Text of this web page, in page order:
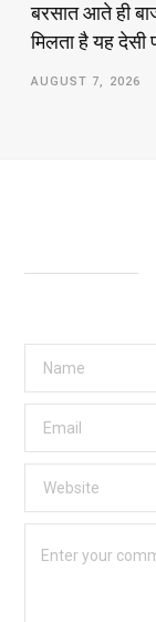
बरसात आते ही
मिलता है यह
AUGUST 7, 2026